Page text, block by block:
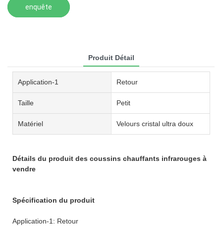
enquête
Produit Détail
Application-1 Retour
Taille Petit
Matériel Velours cristal ultra doux
Détails du produit des coussins chauffants infrarouges à
vendre
Spécification du produit
Application-1: Retour